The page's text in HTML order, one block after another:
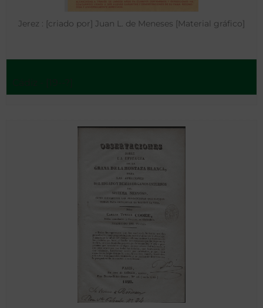
Jerez : [criado por] Juan L. de Meneses [Material gráfico]